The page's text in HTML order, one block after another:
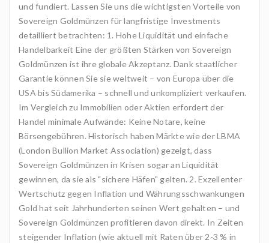
und fundiert. Lassen Sie uns die wichtigsten Vorteile von
Sovereign Goldmünzen für langfristige Investments
detailliert betrachten: 1. Hohe Liquidität und einfache
Handelbarkeit Eine der größten Stärken von Sovereign
Goldmünzen ist ihre globale Akzeptanz. Dank staatlicher
Garantie können Sie sie weltweit – von Europa über die
USA bis Südamerika – schnell und unkompliziert verkaufen.
Im Vergleich zu Immobilien oder Aktien erfordert der
Handel minimale Aufwände: Keine Notare, keine
Börsengebühren. Historisch haben Märkte wie der LBMA
(London Bullion Market Association) gezeigt, dass
Sovereign Goldmünzen in Krisen sogar an Liquidität
gewinnen, da sie als "sichere Häfen" gelten. 2. Exzellenter
Wertschutz gegen Inflation und Währungsschwankungen
Gold hat seit Jahrhunderten seinen Wert gehalten – und
Sovereign Goldmünzen profitieren davon direkt. In Zeiten
steigender Inflation (wie aktuell mit Raten über 2-3 % in